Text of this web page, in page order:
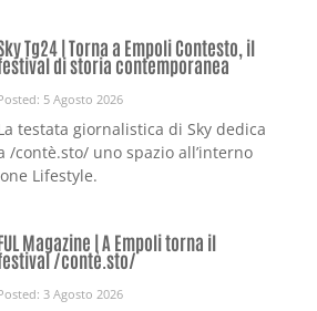
Tg24 | Torna a Empoli Contesto, il
di storia contemporanea
5 Agosto 2026
testata giornalistica di Sky dedica
/contè.sto/ uno spazio all’interno
Lifestyle.
Magazine | A Empoli torna il
/contè.sto/
3 Agosto 2026